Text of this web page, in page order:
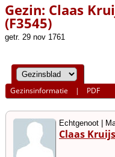
Gezin: Claas
(F3545)
getr. 29 nov 1761
Gezinsinformatie | PDF
Echtgenoot |
Claas Kruijs